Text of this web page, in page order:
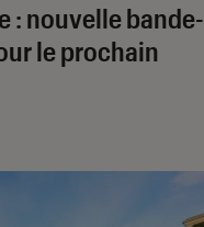
: nouvelle bande-
le prochain